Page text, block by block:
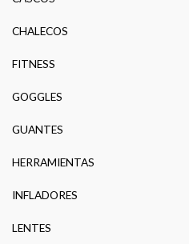
CHALECOS
FITNESS
GOGGLES
GUANTES
HERRAMIENTAS
INFLADORES
LENTES